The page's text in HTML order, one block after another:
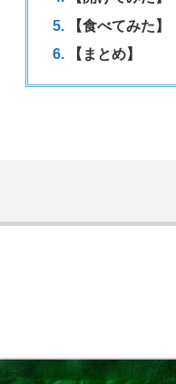
【食べてみた】
【まとめ】